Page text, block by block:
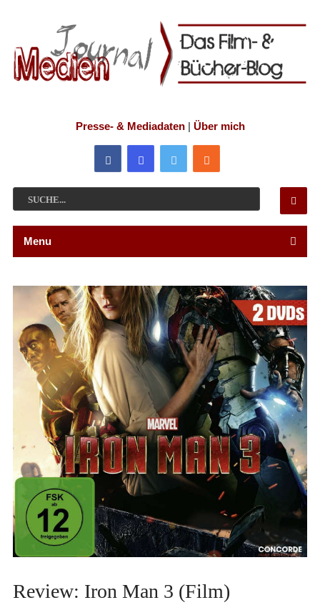
Presse- & Mediadaten| Über mich
Menu
Review: Iron Man 3 (Film)